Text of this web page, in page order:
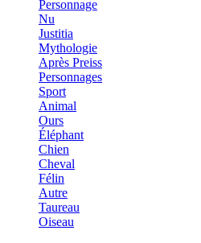
Personnage
Nu
Justitia
Mythologie
Après Preiss
Personnages
Sport
Animal
Ours
Éléphant
Chien
Cheval
Félin
Autre
Taureau
Oiseau